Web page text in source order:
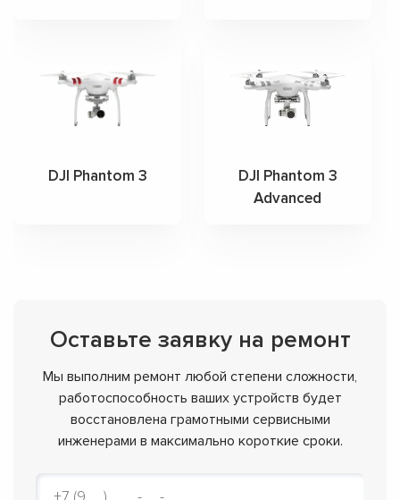
DJI Phantom 3
DJI Phantom 3
Advanced
Оставьте заявку на ремонт
Мы выполним ремонт любой степени сложности,
работоспособность ваших устройств будет
восстановлена грамотными сервисными
инженерами в максимально короткие сроки.